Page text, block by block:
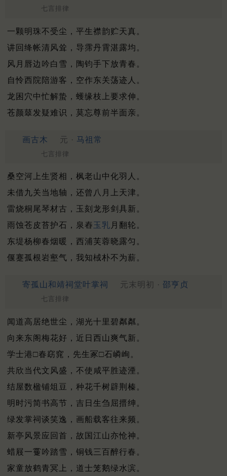
七言排律
一颗明珠不受尘，平生襟韵贮天真。
讲回绛帐清风耸，导霈丹霄湛露均。
风月唇边吟白雪，陶钧手下放青春。
自怜西院陪游客，空作东关荡迹人。
龙困穴中忙解蛰，蠖缘枝上要求伸。
苍颜䕜发疑难识，莫忘尊前半面亲。
画古木 元 · 马祖常
七言排律
桑空河上生贤相，枫老山中化羽人。
未借九关当地轴，还曾八月上天津。
雷烧桐尾琴材古，玉刻龙形剑具新。
雨蚀苍皮苔护石，泉舂玉乳 月翻轮。
东堤杨柳春烟暖，西浦芙蓉晓露匀。
偃蹇孤根岩壑气，我知棫朴不为薪。
寄孤山和靖祠堂叶掌祠 元末明初 · 邵亨贞
七言排律
闻道高居绝世尘，湖光十里碧粼粼。
向来东阁梅花好，近日西山爽气新。
学士港□春窈窕，先生冢□石嶙峋。
共欣当代文风盛，不使咸平胜迹湮。
结屋数楹铺俎豆，种花千树辟荆榛。
明时污简书高节，吉日生刍屈搢绅。
绿发掌祠谈笑逸，画船载客往来频。
新亭风景应回首，故国江山亦怆神。
蜡屐一䨥吟踏雪，铜钱三百醉行春。
家童放鹤青冥上，道士笼鹅绿水滨。